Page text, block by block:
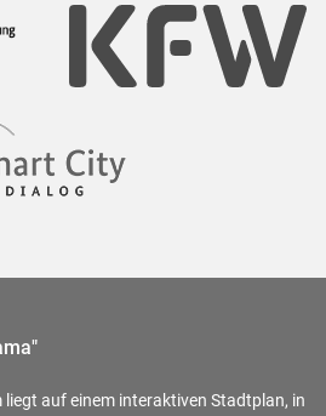
auf einem interaktiven Stadtplan, in